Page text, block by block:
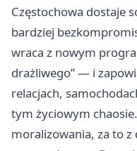
Częstochowa dostaje
bardziej
wraca z nowym
drażliwego” — i
relacjach,
tym życiowym
moralizowania, za to